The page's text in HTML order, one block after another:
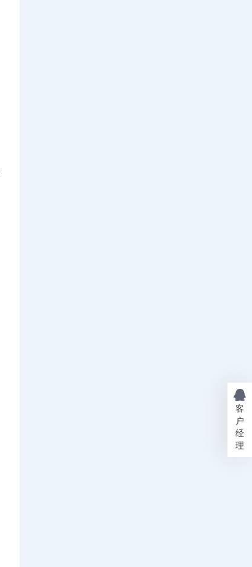
客
户
经
理